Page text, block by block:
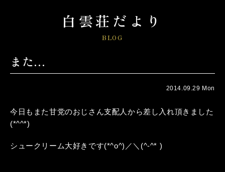
白雲荘だより
BLOG
また…
2014.09.29 Mon
今日もまた甘党のおじさん支配人から差し入れ頂きました
(*^^*)
シュークリーム大好きです(*^o^)／＼(^-^* )